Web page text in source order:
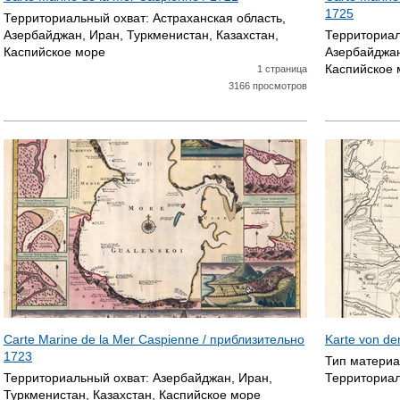
Территориальный охват: Астраханская область,
Азербайджан, Иран, Туркменистан, Казахстан,
Каспийское море
1 страница
3166 просмотров
1725
Каспийское
Carte Marine de la Mer Caspienne / приблизительно
1723
Территориальный охват: Азербайджан, Иран,
Туркменистан, Казахстан, Каспийское море
Karte von
Тип